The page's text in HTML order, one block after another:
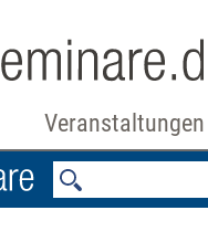
Veranstaltungen